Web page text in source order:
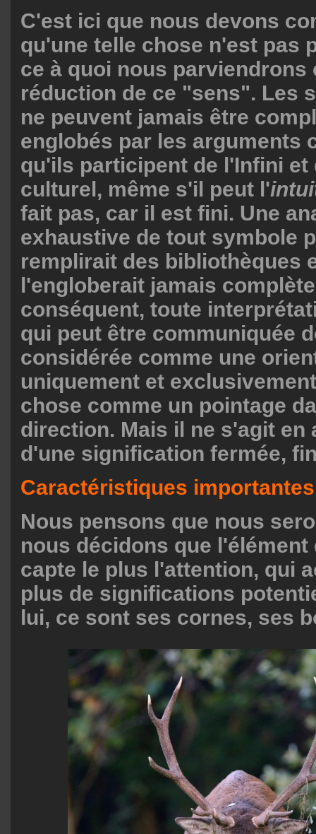
C'est ici que nous devons
qu'une telle chose n'est pas
ce à quoi nous parviendrons
réduction de ce "sens". Les
ne peuvent jamais être
englobés par les arguments
qu'ils participent de l'Infini et
culturel, même s'il peut l'
fait pas, car il est fini. Une
exhaustive de tout symbole
remplirait des bibliothèques
l'engloberait jamais
conséquent, toute
qui peut être communiquée
considérée comme une
uniquement et
chose comme un pointage
direction. Mais il ne s'agit en
d'une signification fermée,
Caractéristiques
Nous pensons que nous
nous décidons que l'élément
capte le plus l'attention, qui
plus de significations
lui, ce sont ses cornes, ses